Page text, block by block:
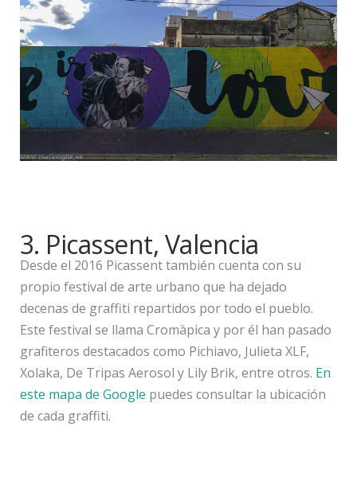
3. Picassent, Valencia
Desde el 2016 Picassent también cuenta con su
propio festival de arte urbano que ha dejado
decenas de graffiti repartidos por todo el pueblo.
Este festival se llama Cromàpica y por él han pasado
grafiteros destacados como Pichiavo, Julieta XLF,
Xolaka, De Tripas Aerosol y Lily Brik, entre otros. En
este mapa de Google puedes consultar la ubicación
de cada graffiti.